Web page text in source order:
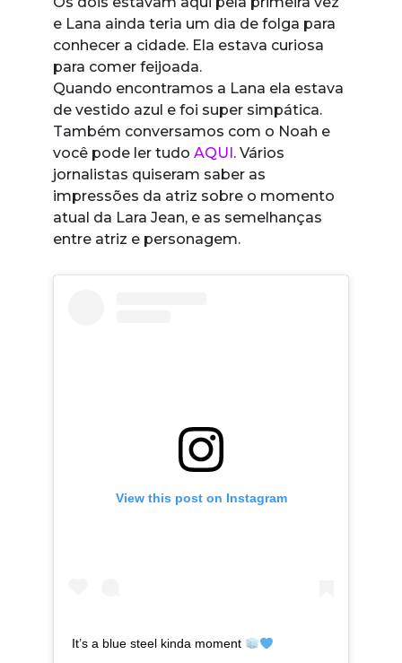
e Lana ainda teria um dia de folga para
conhecer a cidade. Ela estava curiosa
para comer feijoada.
Quando encontramos a Lana ela estava
de vestido azul e foi super simpática.
Também conversamos com o Noah e
você pode ler tudo AQUI . Vários
jornalistas quiseram saber as
impressões da atriz sobre o momento
atual da Lara Jean, e as semelhanças
entre atriz e personagem.
View this post on Instagram
It’s a blue steel kinda moment